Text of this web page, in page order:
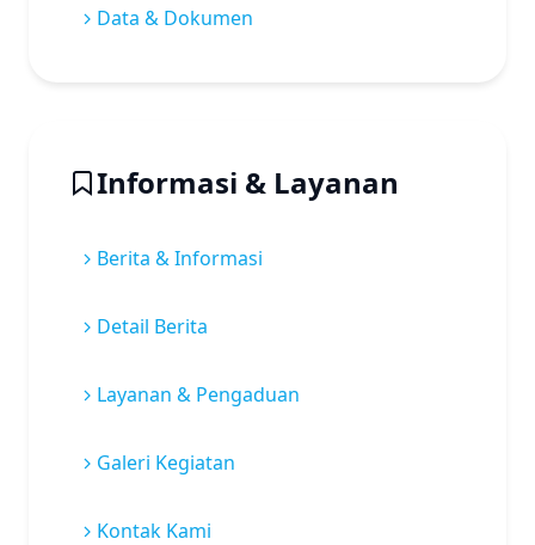
Data & Dokumen
Informasi & Layanan
Berita & Informasi
Detail Berita
Layanan & Pengaduan
Galeri Kegiatan
Kontak Kami